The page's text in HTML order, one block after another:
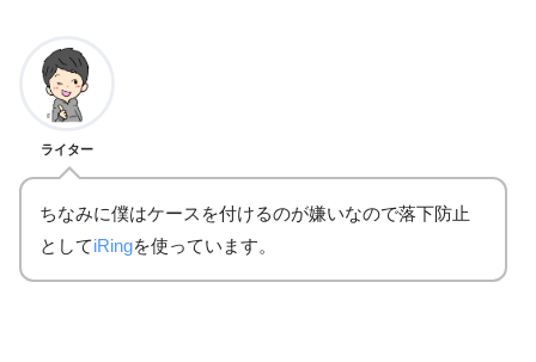
ライター
ちなみに僕はケースを付けるのが嫌いなので落下防止
としてiRingを使っています。